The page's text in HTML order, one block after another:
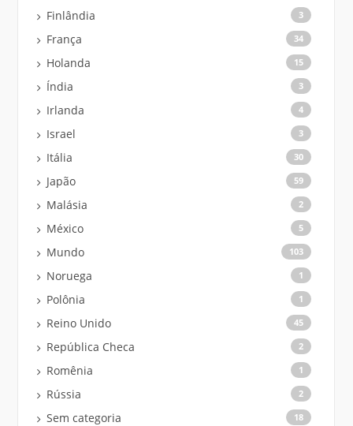
Finlândia 3
França 34
Holanda 15
Índia 3
Irlanda 4
Israel 3
Itália 30
Japão 59
Malásia 2
México 5
Mundo 103
Noruega 1
Polônia 1
Reino Unido 45
República Checa 2
Romênia 1
Rússia 2
Sem categoria 18